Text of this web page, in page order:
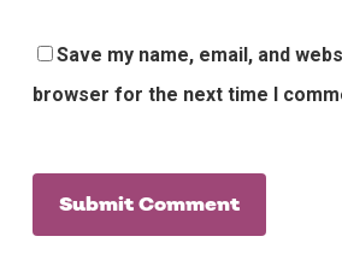
Save my name, email, and
browser for the next time I